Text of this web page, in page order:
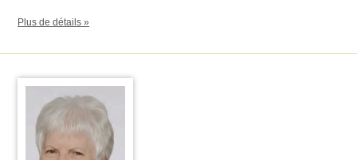
Plus de détails »